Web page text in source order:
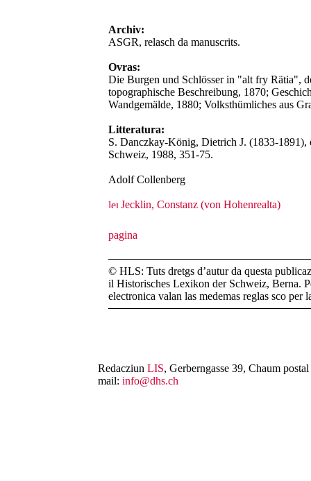
Archiv:
ASGR, relasch da manuscrits.
Ovras:
Die Burgen und Schlösser in "alt fry Rätia",
topographische Beschreibung, 1870;
Wandgemälde, 1880; Volksthümliches aus
Litteratura:
S. Danczkay-König, Dietrich J. (1833-1891),
Schweiz, 1988, 351-75.
Adolf Collenberg
Jecklin, Constanz (von Hohenrealta)
© HLS: Tuts dretgs d’autur da questa
il Historisches Lexikon der Schweiz, Berna.
electronica valan las medemas reglas sco per
Redacziun LIS, Gerberngasse 39, Chaum
mail: info@dhs.ch